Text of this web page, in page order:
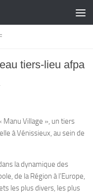
tiers-lieu afpa
Manu Village », un tiers
à Vénissieux, au sein de
la dynamique des
de la Région à l’Europe,
les plus divers, les plus